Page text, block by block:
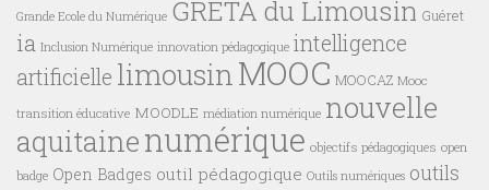
Grande Ecole du Numérique GRETA du Limousin Guéret
ia Inclusion Numérique innovation pédagogique intelligence
artificielle limousinMOOC MOOCAZ Mooc
transition éducative MOODLE médiation numérique nouvelle
aquitainenumérique objectifs pédagogiques open
badge Open Badges outil pédagogique Outils numériques outils